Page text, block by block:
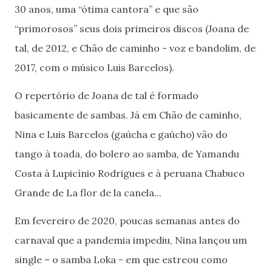
30 anos, uma “ótima cantora” e que são
“primorosos” seus dois primeiros discos (Joana de
tal, de 2012, e Chão de caminho - voz e bandolim, de
2017, com o músico Luis Barcelos).
O repertório de Joana de tal é formado
basicamente de sambas. Já em Chão de caminho,
Nina e Luis Barcelos (gaúcha e gaúcho) vão do
tango à toada, do bolero ao samba, de Yamandu
Costa à Lupicínio Rodrigues e à peruana Chabuco
Grande de La flor de la canela...
Em fevereiro de 2020, poucas semanas antes do
carnaval que a pandemia impediu, Nina lançou um
single – o samba Loka - em que estreou como